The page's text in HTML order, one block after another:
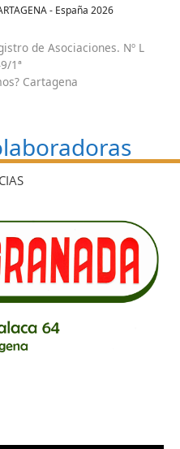
- España 2026
de Asociaciones. Nº L
1ª
Cartagena